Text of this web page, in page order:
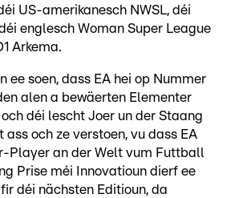
US-amerikanesch NWSL, déi
englesch Woman Super League
Arkema.
ee soen, dass EA hei op Nummer
alen a bewäerten Elementer
déi lescht Joer un der Staang
ass och ze verstoen, vu dass EA
Player an der Welt vum Futtball
Prise méi Innovatioun dierf ee
déi nächsten Editioun, da